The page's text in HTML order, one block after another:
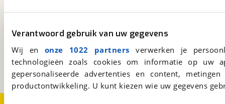
Verantwoord gebruik van uw gegevens
Wij en onze 1022 partners verwerken je
technologieën zoals cookies om informatie op
gepersonaliseerde advertenties en content,
productontwikkeling. U kunt kiezen wie uw gegevens
viaBOVAG.nl
3981 AJ
Bunnik
Een initiatief van
BOVAG